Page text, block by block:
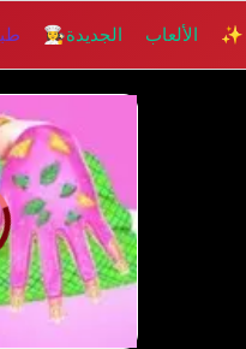
✨ الألعاب الجديدة👩‍🍳